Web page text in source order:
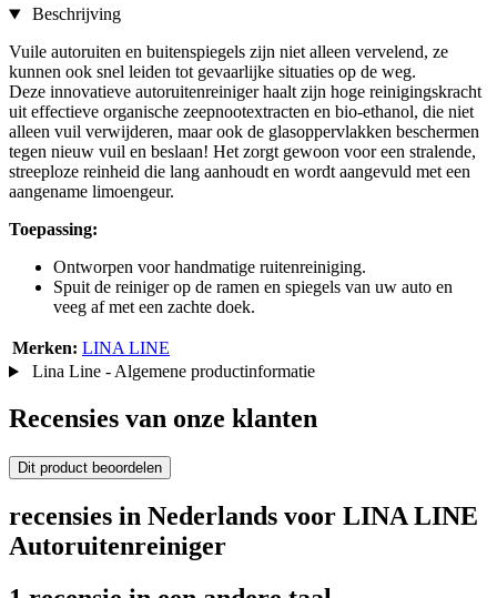
Beschrijving
Vuile autoruiten en buitenspiegels zijn niet alleen vervelend, ze
kunnen ook snel leiden tot gevaarlijke situaties op de weg.
Deze innovatieve autoruitenreiniger haalt zijn hoge reinigingskracht
uit effectieve organische zeepnootextracten en bio-ethanol, die niet
alleen vuil verwijderen, maar ook de glasoppervlakken beschermen
tegen nieuw vuil en beslaan! Het zorgt gewoon voor een stralende,
streeploze reinheid die lang aanhoudt en wordt aangevuld met een
aangename limoengeur.
Toepassing:
Ontworpen voor handmatige ruitenreiniging.
Spuit de reiniger op de ramen en spiegels van uw auto en
veeg af met een zachte doek.
Merken: LINA LINE
Lina Line - Algemene productinformatie
Recensies van onze klanten
Dit product beoordelen
recensies in Nederlands voor LINA LINE
Autoruitenreiniger